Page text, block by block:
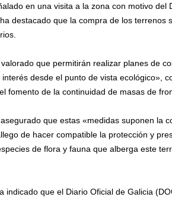
en una visita a la zona con motivo del
destacado que la compra de los terrenos
que permitirán realizar planes de
desde el punto de vista ecológico»,
fomento de la continuidad de masas de
que estas «medidas suponen la
de hacer compatible la protección y
de flora y fauna que alberga este
indicado que el Diario Oficial de Galicia